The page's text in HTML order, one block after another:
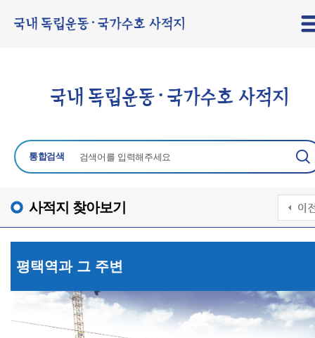
통합검색
사적지 찾아보기
평택역과 그 주변